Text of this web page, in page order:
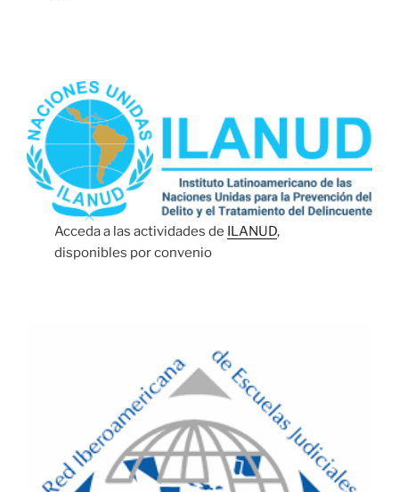
Acceda a las actividades de ILANUD,
disponibles por convenio